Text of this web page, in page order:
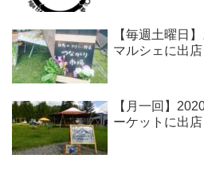
【毎週土曜日
マルシェに出
【月一回】
ーケットに出